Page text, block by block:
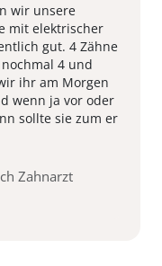
wir unsere
mit elektrischer
gut. 4 Zähne
4 und
ihr am Morgen
wenn ja vor oder
sollte sie zum er
Zahnarzt